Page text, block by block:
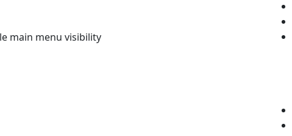
main menu visibility